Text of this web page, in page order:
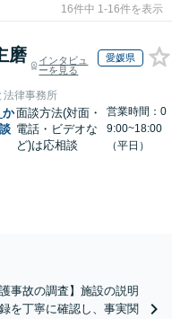
16件中 1-16件を表示
磨
インタビュ
ーを見る
愛媛県
法律事務所
か面談方法(対面・
電話・ビデオな
ど)は応相談
営業時間：0
9:00~18:00
（平日）
事故の調査】施設の説明
を丁寧に確認し、事実関